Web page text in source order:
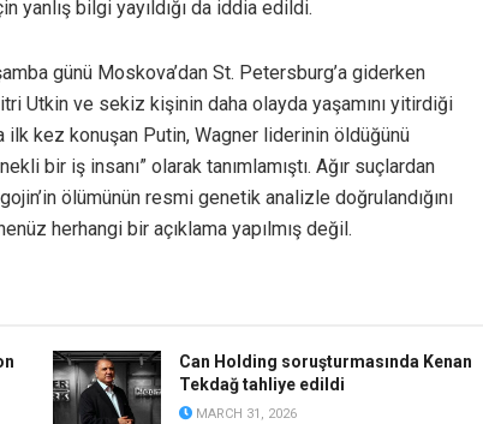
yanlış bilgi yayıldığı da iddia edildi.
günü Moskova’dan St. Petersburg’a giderken
Utkin ve sekiz kişinin daha olayda yaşamını yitirdiği
ilk kez konuşan Putin, Wagner liderinin öldüğünü
bir iş insanı” olarak tanımlamıştı. Ağır suçlardan
ölümünün resmi genetik analizle doğrulandığını
herhangi bir açıklama yapılmış değil.
Can Holding soruşturmasında Kenan
Tekdağ tahliye edildi
MARCH 31, 2026